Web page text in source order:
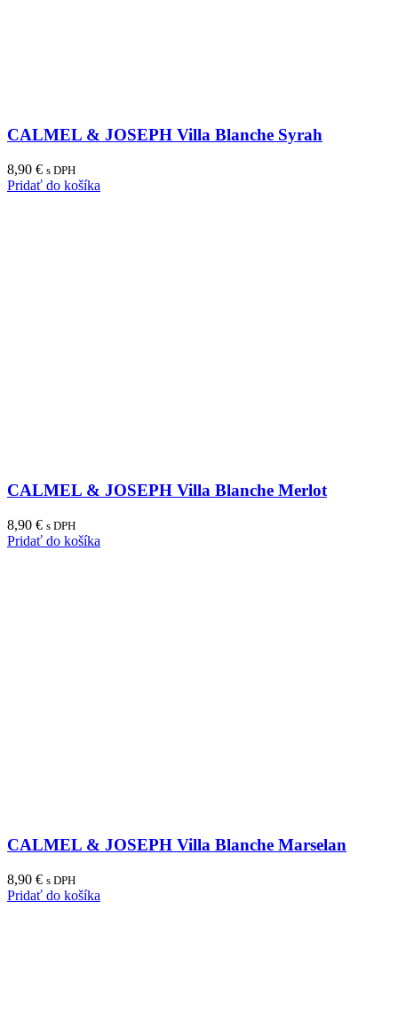
CALMEL & JOSEPH Villa Blanche Syrah
8,90 € s DPH
Pridať do košíka
CALMEL & JOSEPH Villa Blanche Merlot
8,90 € s DPH
Pridať do košíka
CALMEL & JOSEPH Villa Blanche Marselan
8,90 € s DPH
Pridať do košíka